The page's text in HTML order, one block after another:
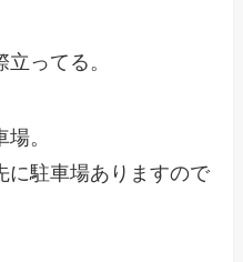
ってる。
。
に駐車場ありますので